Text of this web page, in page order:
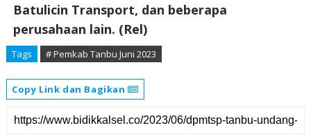
Batulicin Transport, dan beberapa
perusahaan lain. (Rel)
Tags # Pemkab Tanbu Juni 2023
Copy Link dan Bagikan